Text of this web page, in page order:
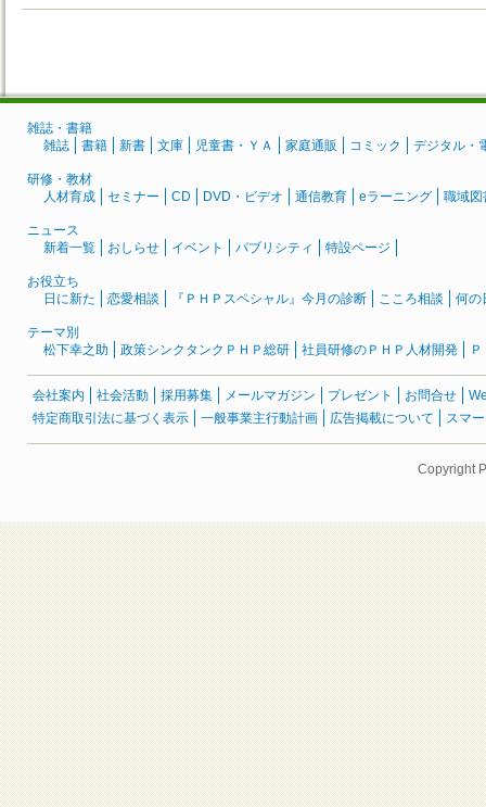
雑誌・書籍
雑誌
書籍 新書 文庫 児童書・ＹＡ 家庭通販 コミック デジタル・
研修・教材
人材育成
セミナー CD DVD・ビデオ 通信教育 eラーニング 職域図
ニュース
新着一覧
おしらせ イベント パブリシティ 特設ページ
お役立ち
日に新た
恋愛相談 『ＰＨＰスペシャル』今月の診断 こころ相談 何の
テーマ別
松下幸之助
政策シンクタンクＰＨＰ総研 社員研修のＰＨＰ人材開発
会社案内 社会活動 採用募集 メールマガジン プレゼント お問合せ
特定商取引法に基づく表示
一般事業主行動計画 広告掲載について スマ
Copyright